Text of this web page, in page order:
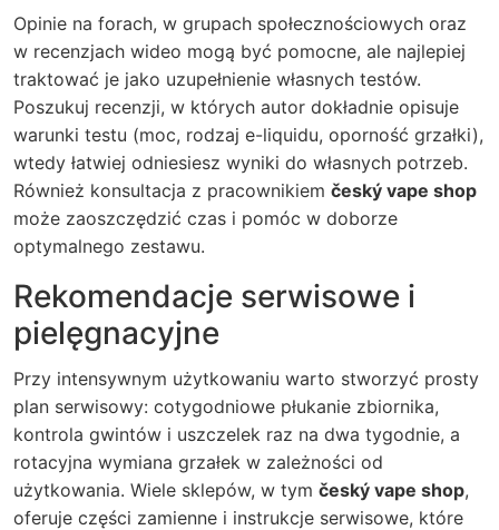
Opinie na forach, w grupach społecznościowych oraz
w recenzjach wideo mogą być pomocne, ale najlepiej
traktować je jako uzupełnienie własnych testów.
Poszukuj recenzji, w których autor dokładnie opisuje
warunki testu (moc, rodzaj e-liquidu, oporność grzałki),
wtedy łatwiej odniesiesz wyniki do własnych potrzeb.
Również konsultacja z pracownikiem český vape shop
może zaoszczędzić czas i pomóc w doborze
optymalnego zestawu.
Rekomendacje serwisowe i
pielęgnacyjne
Przy intensywnym użytkowaniu warto stworzyć prosty
plan serwisowy: cotygodniowe płukanie zbiornika,
kontrola gwintów i uszczelek raz na dwa tygodnie, a
rotacyjna wymiana grzałek w zależności od
użytkowania. Wiele sklepów, w tym český vape shop,
oferuje części zamienne i instrukcje serwisowe, które